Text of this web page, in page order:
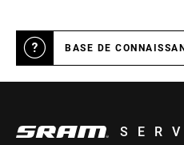
BASE DE